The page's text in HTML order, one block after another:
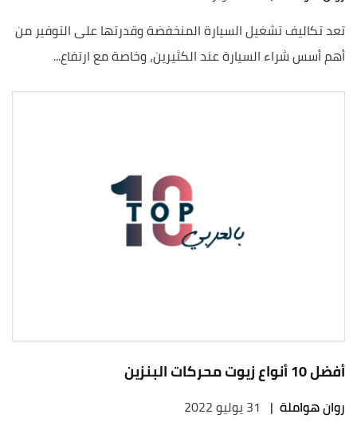
تعد تكاليف تشغيل السيارة المنخفضة وقدرتها على التوفير من
أهم أسس شراء السيارة عند الكثيرين، وخاصة مع ارتفاع...
أفضل 10 أنواع زيوت محركات البنزين
روان هواملة | 31 يوليو 2022